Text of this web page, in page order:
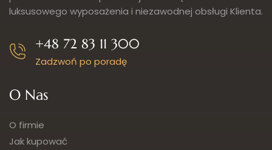
luksusowego wyposażenia i niezawodnej obsługi Klienta.
+48 72 83 11 300
Zadzwoń po poradę
O Nas
O firmie
Jak kupować